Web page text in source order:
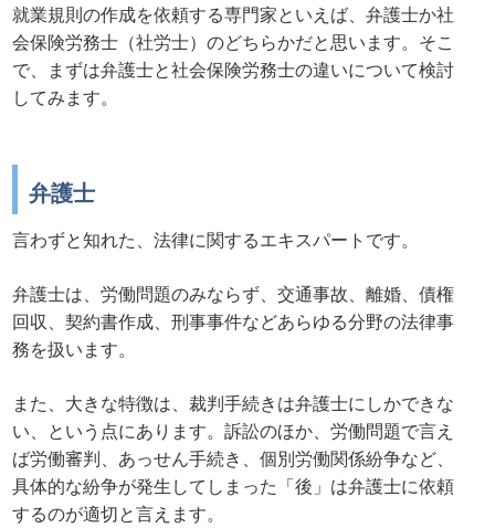
就業規則の作成を依頼する専門家といえば、弁護士か社
会保険労務士（社労士）のどちらかだと思います。そこ
で、まずは弁護士と社会保険労務士の違いについて検討
してみます。
弁護士
言わずと知れた、法律に関するエキスパートです。
弁護士は、労働問題のみならず、交通事故、離婚、債権
回収、契約書作成、刑事事件などあらゆる分野の法律事
務を扱います。
また、大きな特徴は、裁判手続きは弁護士にしかできな
い、という点にあります。訴訟のほか、労働問題で言え
ば労働審判、あっせん手続き、個別労働関係紛争など、
具体的な紛争が発生してしまった「後」は弁護士に依頼
するのが適切と言えます。